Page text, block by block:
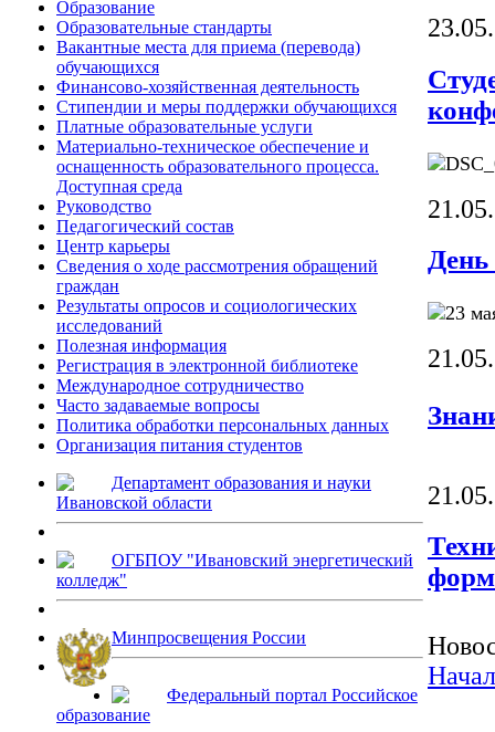
Образование
Образовательные стандарты
Вакантные места для приема (перевода)
обучающихся
Финансово-хозяйственная деятельность
Стипендии и меры поддержки обучающихся
Платные образовательные услуги
Материально-техническое обеспечение и
оснащенность образовательного процесса.
Доступная среда
Руководство
Педагогический состав
Центр карьеры
Сведения о ходе рассмотрения обращений
граждан
Результаты опросов и социологических
исследований
Полезная информация
Регистрация в электронной библиотеке
Международное сотрудничество
Часто задаваемые вопросы
Политика обработки персональных данных
Организация питания студентов
Департамент образования и науки
Ивановской области
ОГБПОУ "Ивановский энергетический
колледж"
Минпросвещения России
Федеральный портал Российское
образование
День